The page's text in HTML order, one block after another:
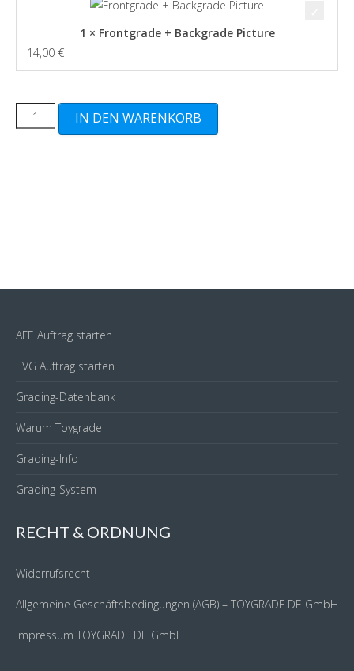
1 × Frontgrade + Backgrade Picture
14,00 €
Item
IN DEN WARENKORB
AFE Auftrag starten
EVG Auftrag starten
Grading-Datenbank
Warum Toygrade
Grading-Info
Grading-System
RECHT & ORDNUNG
Widerrufsrecht
Allgemeine Geschäftsbedingungen (AGB) – TOYGRADE.DE GmbH
Impressum TOYGRADE.DE GmbH